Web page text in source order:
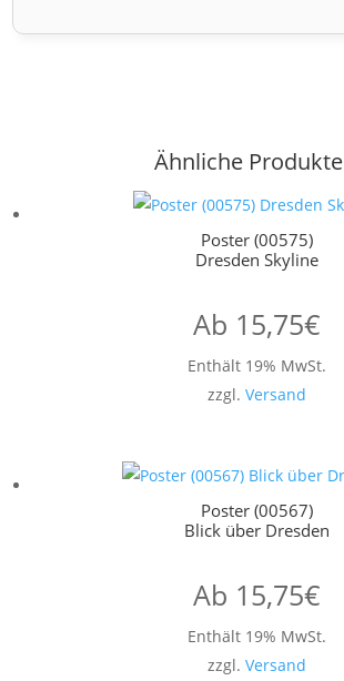
Ähnliche Produkte
Poster (00575)
Dresden Skyline
Ab 15,75€
Enthält 19% MwSt.
zzgl. Versand
Poster (00567)
Blick über Dresden
Ab 15,75€
Enthält 19% MwSt.
zzgl. Versand